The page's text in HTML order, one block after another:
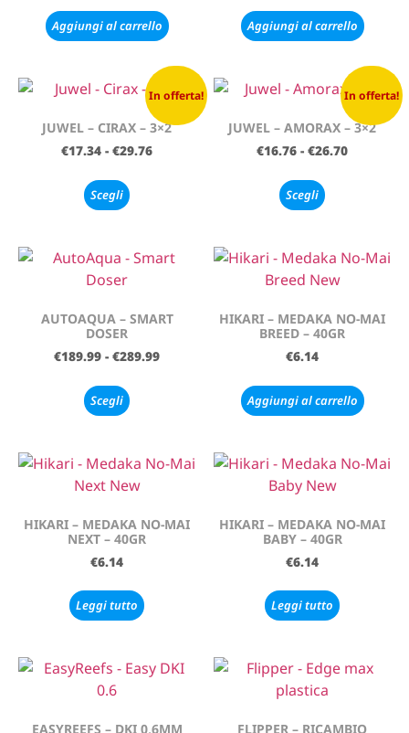
Aggiungi al carrello Aggiungi al carrello
In offerta!
JUWEL – CIRAX – 3×2
€17.34 - €29.76
Scegli
In offerta!
JUWEL – AMORAX – 3×2
€16.76 - €26.70
Scegli
AUTOAQUA – SMART
DOSER
€189.99 - €289.99
Scegli
HIKARI – MEDAKA NO-MAI
BREED – 40GR
€6.14
Aggiungi al carrello
HIKARI – MEDAKA NO-MAI
NEXT – 40GR
€6.14
Leggi tutto
HIKARI – MEDAKA NO-MAI
BABY – 40GR
€6.14
Leggi tutto
EASYREEFS – DKI 0,6MM FLIPPER – RICAMBIO